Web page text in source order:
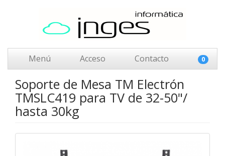
Menú Acceso Contacto 0
Soporte de Mesa TM Electrón
TMSLC419 para TV de 32-50"/
hasta 30kg